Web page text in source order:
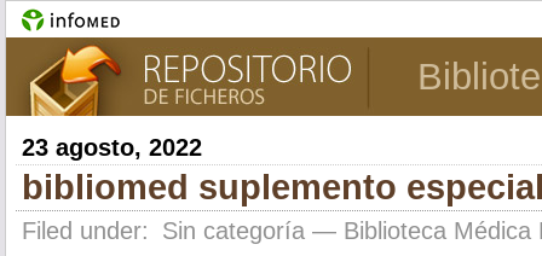
23 agosto, 2022
bibliomed suplemento
Filed under: Sin categoría— Biblioteca Médica